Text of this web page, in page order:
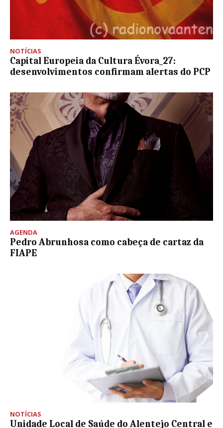
NOTÍCIAS
Capital Europeia da Cultura Évora_27:
desenvolvimentos confirmam alertas do PCP
AGENDA
Pedro Abrunhosa como cabeça de cartaz da
FIAPE
NOTÍCIAS
Unidade Local de Saúde do Alentejo Central e